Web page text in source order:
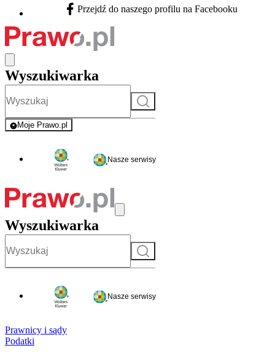
Facebook - otwiera się w nowej karcie
Przejdź do naszego profilu na Facebooku
Wyszukiwarka
Szukaj
Moje Prawo.pl
- rejestracja i logowanie do serwisu
Nasze serwisy
Wyszukiwarka
Szukaj
Nasze serwisy
Prawnicy i sądy
Podatki